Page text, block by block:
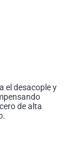
el desacople y
de alta